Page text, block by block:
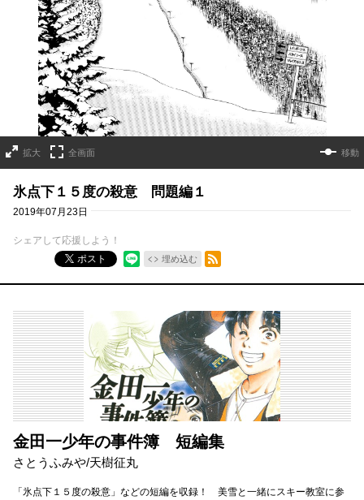
拡大 全画面 移動
氷点下１５度の殺意 問題編１
2019年07月23日
シェアして応援しよう！
ポスト
埋め込む
RSSフィード
金田一少年の事件簿 短編集
さとうふみや/天樹征丸
「氷点下１５度の殺意」などの短編を収録！ 美雪と一緒にスキー教室に参